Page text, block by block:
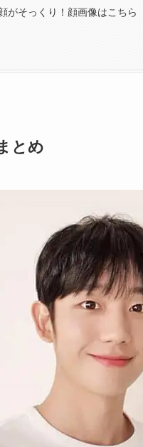
がそっくり！顔画像はこちら
とめ